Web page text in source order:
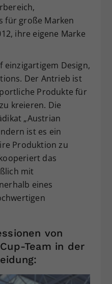
für große Marken
ihre eigene Marke
einzigartigem Design,
Der Antrieb ist
Produkte für
kreieren. Die
„Austrian
ist es ein
Produktion zu
das
mit
eines
von
Team in der